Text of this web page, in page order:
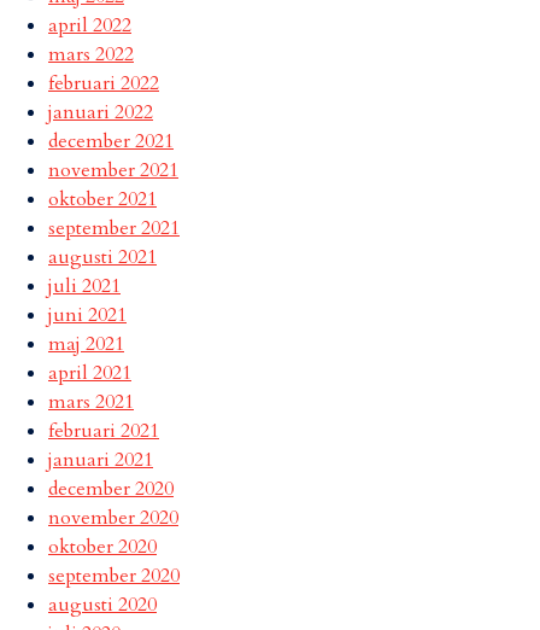
april 2022
mars 2022
februari 2022
januari 2022
december 2021
november 2021
oktober 2021
september 2021
augusti 2021
juli 2021
juni 2021
maj 2021
april 2021
mars 2021
februari 2021
januari 2021
december 2020
november 2020
oktober 2020
september 2020
augusti 2020